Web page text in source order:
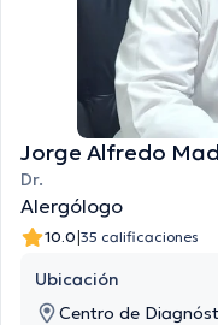
Jorge Alfredo
Dr.
Alergólogo
10.0|35 calificaciones
Ubicación
Centro de